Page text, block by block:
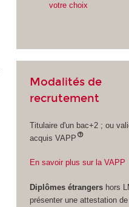
votre choix
Modalités de
recrutement
Titulaire d'un bac+2 ; ou
acquis VAPP
En savoir plus sur la VAPP
Diplômes étrangershors
présenter une attestation de